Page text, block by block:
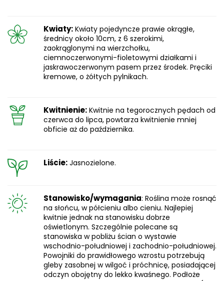
Kwiaty: Kwiaty pojedyncze prawie okrągłe,
średnicy około 10cm, z 6 szerokimi,
zaokrąglonymi na wierzchołku,
ciemnoczerwonymi-fioletowymi działkami i
jaskrawoczerwonym pasem przez środek. Pręciki
kremowe, o żółtych pylnikach.
Kwitnienie: Kwitnie na tegorocznych pędach od
czerwca do lipca, powtarza kwitnienie mniej
obficie aż do października.
Liście: Jasnozielone.
Stanowisko/wymagania: Roślina może rosnąć
na słońcu, w półcieniu albo cieniu. Najlepiej
kwitnie jednak na stanowisku dobrze
oświetlonym. Szczególnie polecane są
stanowiska w pobliżu ścian o wystawie
wschodnio-południowej i zachodnio-południowej.
Powojniki do prawidłowego wzrostu potrzebują
gleby zasobnej w wilgoć i próchnicę, posiadającej
odczyn obojętny do lekko kwaśnego. Podłoże